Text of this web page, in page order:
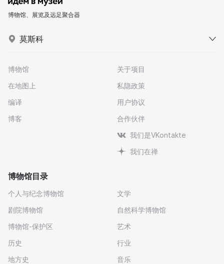
博物馆、展览及远足聚合器
莫斯科
博物馆
在地图上
编译
博客
关于项目
私隐政策
用户协议
合作伙伴
我们是VKontakte
我们在禅
博物馆目录
个人与纪念博物馆
剧院博物馆
博物馆-保护区
历史
地方史
文学
自然科学博物馆
艺术
行业
音乐